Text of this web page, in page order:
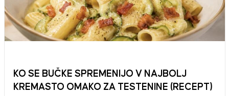
KO SE BUČKE SPREMENIJO V NAJBOLJ
KREMASTO OMAKO ZA TESTENINE (RECEPT)